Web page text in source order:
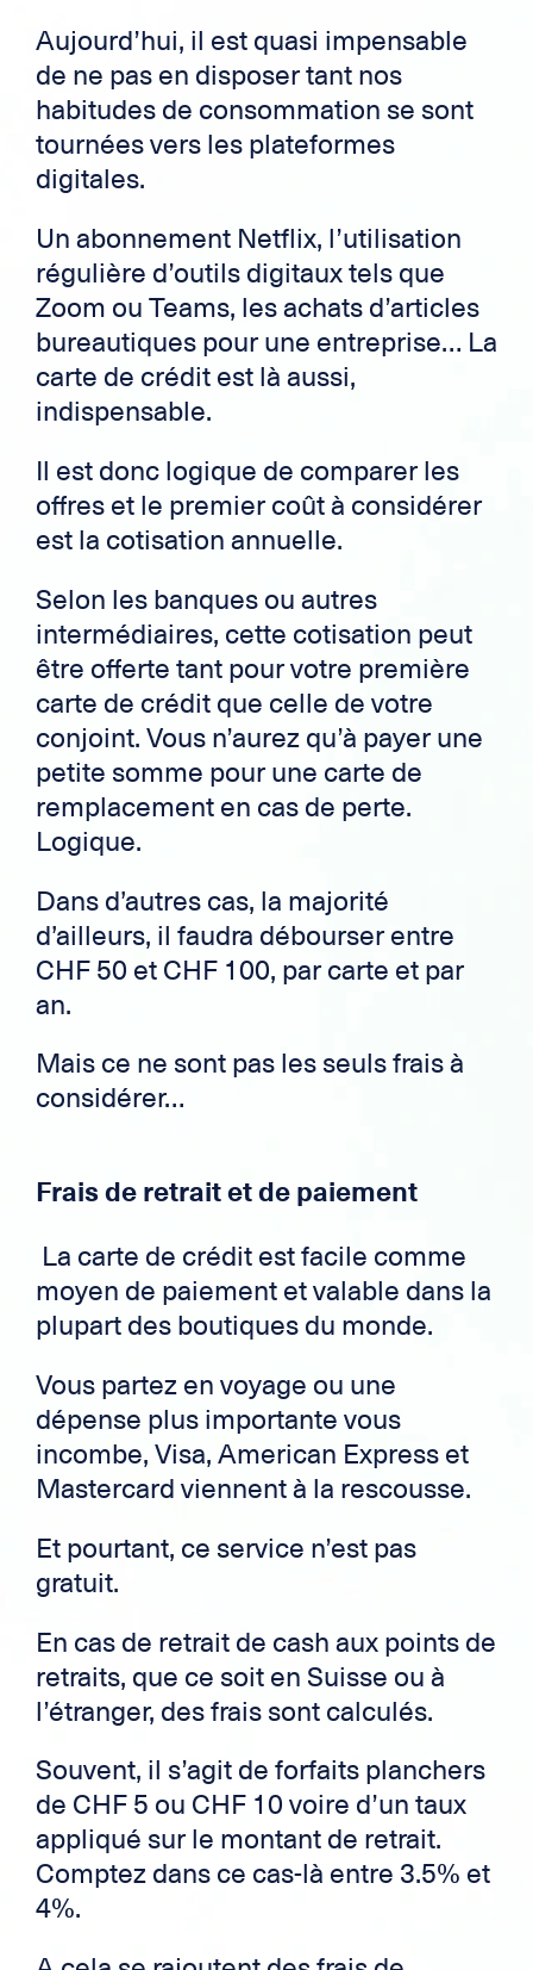
Aujourd’hui, il est quasi impensable
de ne pas en disposer tant nos
habitudes de consommation se sont
tournées vers les plateformes
digitales.
Un abonnement Netflix, l’utilisation
régulière d’outils digitaux tels que
Zoom ou Teams, les achats d’articles
bureautiques pour une entreprise… La
carte de crédit est là aussi,
indispensable.
Il est donc logique de comparer les
offres et le premier coût à considérer
est la cotisation annuelle.
Selon les banques ou autres
intermédiaires, cette cotisation peut
être offerte tant pour votre première
carte de crédit que celle de votre
conjoint. Vous n’aurez qu’à payer une
petite somme pour une carte de
remplacement en cas de perte.
Logique.
Dans d’autres cas, la majorité
d’ailleurs, il faudra débourser entre
CHF 50 et CHF 100, par carte et par
an.
Mais ce ne sont pas les seuls frais à
considérer…
Frais de retrait et de paiement
La carte de crédit est facile comme
moyen de paiement et valable dans la
plupart des boutiques du monde.
Vous partez en voyage ou une
dépense plus importante vous
incombe, Visa, American Express et
Mastercard viennent à la rescousse.
Et pourtant, ce service n’est pas
gratuit.
En cas de retrait de cash aux points de
retraits, que ce soit en Suisse ou à
l’étranger, des frais sont calculés.
Souvent, il s’agit de forfaits planchers
de CHF 5 ou CHF 10 voire d’un taux
appliqué sur le montant de retrait.
Comptez dans ce cas-là entre 3.5% et
4%.